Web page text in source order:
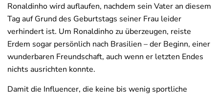
Ronaldinho wird auflaufen, nachdem sein Vater an diesem
Tag auf Grund des Geburtstags seiner Frau leider
verhindert ist. Um Ronaldinho zu überzeugen, reiste
Erdem sogar persönlich nach Brasilien – der Beginn, einer
wunderbaren Freundschaft, auch wenn er letzten Endes
nichts ausrichten konnte.
Damit die Influencer, die keine bis wenig sportliche